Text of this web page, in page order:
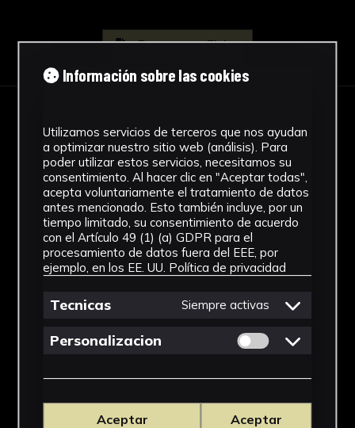
Descargar Ficha
IMÁGENES
Información sobre las cookies
Utilizamos servicios de terceros que nos ayudan
a optimizar nuestro sitio web (análisis). Para
poder utilizar estos servicios, necesitamos su
consentimiento. Al hacer clic en "Aceptar todas",
acepta voluntariamente el tratamiento de datos
antes mencionado. Esto también incluye, por un
tiempo limitado, su consentimiento de acuerdo
con el Artículo 49 (1) (a) GDPR para el
procesamiento de datos fuera del EEE, por
ejemplo, en los EE. UU. Política de privacidad
Tecnicas Siempre activas
Personalizacion Permitir cookies
Aceptar
Aceptar